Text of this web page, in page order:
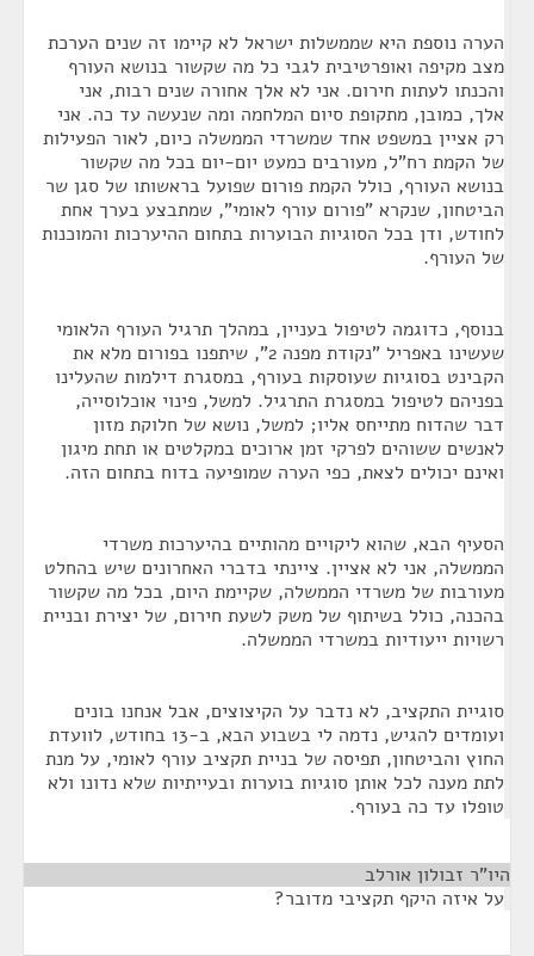
הערה נוספת היא שממשלות ישראל לא קיימו זה שנים הערכת
מצב מקיפה ואופרטיבית לגבי כל מה שקשור בנושא העורף
והכנתו לעתות חירום. אני לא אלך אחורה שנים רבות, אני
אלך, כמובן, מתקופת סיום המלחמה ומה שנעשה עד כה. אני
רק אציין במשפט אחד שמשרדי הממשלה כיום, לאור הפעילות
של הקמת רח"ל, מעורבים כמעט יום-יום בכל מה שקשור
בנושא העורף, כולל הקמת פורום שפועל בראשותו של סגן שר
הביטחון, שנקרא "פורום עורף לאומי", שמתבצע בערך אחת
לחודש, ודן בכל הסוגיות הבוערות בתחום ההיערכות והמוכנות
של העורף.
בנוסף, כדוגמה לטיפול בעניין, במהלך תרגיל העורף הלאומי
שעשינו באפריל "נקודת מפנה 2", שיתפנו בפורום מלא את
הקבינט בסוגיות שעוסקות בעורף, במסגרת דילמות שהעלינו
בפניהם לטיפול במסגרת התרגיל. למשל, פינוי אוכלוסייה,
דבר שהדוח מתייחס אליו; למשל, נושא של חלוקת מזון
לאנשים ששוהים לפרקי זמן ארוכים במקלטים או תחת מיגון
ואינם יכולים לצאת, כפי הערה שמופיעה בדוח בתחום הזה.
הסעיף הבא, שהוא ליקויים מהותיים בהיערכות משרדי
הממשלה, אני לא אציין. ציינתי בדברי האחרונים שיש בהחלט
מעורבות של משרדי הממשלה, שקיימת היום, בכל מה שקשור
בהכנה, כולל בשיתוף של משק לשעת חירום, של יצירת ובניית
רשויות ייעודיות במשרדי הממשלה.
סוגיית התקציב, לא נדבר על הקיצוצים, אבל אנחנו בונים
ועומדים להגיש, נדמה לי בשבוע הבא, ב-13 בחודש, לוועדת
החוץ והביטחון, תפיסה של בניית תקציב עורף לאומי, על מנת
לתת מענה לכל אותן סוגיות בוערות ובעייתיות שלא נדונו ולא
טופלו עד כה בעורף.
היו"ר זבולון אורלב
על איזה היקף תקציבי מדובר?